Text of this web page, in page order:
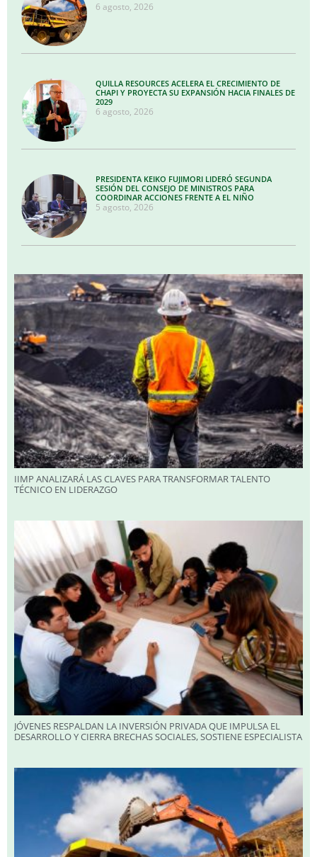
6 agosto, 2026
QUILLA RESOURCES ACELERA EL CRECIMIENTO DE
CHAPI Y PROYECTA SU EXPANSIÓN HACIA FINALES DE
2029
6 agosto, 2026
PRESIDENTA KEIKO FUJIMORI LIDERÓ SEGUNDA
SESIÓN DEL CONSEJO DE MINISTROS PARA
COORDINAR ACCIONES FRENTE A EL NIÑO
5 agosto, 2026
IIMP ANALIZARÁ LAS CLAVES PARA TRANSFORMAR TALENTO
TÉCNICO EN LIDERAZGO
JÓVENES RESPALDAN LA INVERSIÓN PRIVADA QUE IMPULSA EL
DESARROLLO Y CIERRA BRECHAS SOCIALES, SOSTIENE ESPECIALISTA